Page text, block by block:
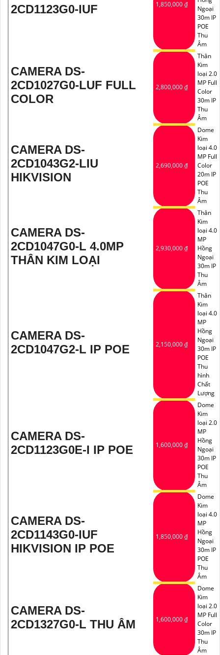
2CD1123G0-IUF
1,850,000 ₫
Ngoại
30m IP
POE
Thu
Âm
CAMERA DS-
2CD1027G0-LUF FULL
COLOR
2,800,000 ₫
Thân
Kim
loại 2.0
MP Full
Color
30m IP
Thu
Âm
CAMERA DS-
2CD1043G2-LIU
HIKVISION
2,690,000 ₫
Dome
Kim
loại 4.0
MP Full
Color
20m IP
POE
Thu
Âm
CAMERA DS-
2CD1047G0-L 4.0MP
THÂN KIM LOẠI
2,930,000 ₫
Thân
Kim
loại 4.0
MP
Hồng
Ngoại
30m IP
Thu
Âm
CAMERA DS-
2CD1047G2-L IP POE
2,150,000 ₫
Thân
Kim
loại 4.0
MP
Hồng
Ngoại
30m IP
POE
Thu
hình
Chất
Lượng
CAMERA DS-
2CD1123G0E-I IP POE
1,600,000 ₫
Dome
Kim
loại 2.0
MP
Hồng
Ngoại
30m IP
POE
Thu
Âm
CAMERA DS-
2CD1143G0-IUF
HIKVISION IP POE
1,850,000 ₫
Dome
Kim
loại 4.0
MP
Hồng
Ngoại
30m IP
POE
Thu
Âm
CAMERA DS-
2CD1327G0-L THU ÂM
1,600,000 ₫
Dome
Kim
loại 2.0
MP Full
Color
30m IP
Thu
Âm